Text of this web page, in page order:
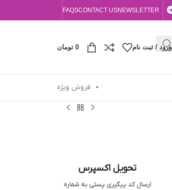
NEWSLETTER
CONTACT US
FAQS
ورود / ثبت نام 0 تومان
فروش ویژه
تحویل اکسپرس
ارسال کد پیگیری پستی به شماره